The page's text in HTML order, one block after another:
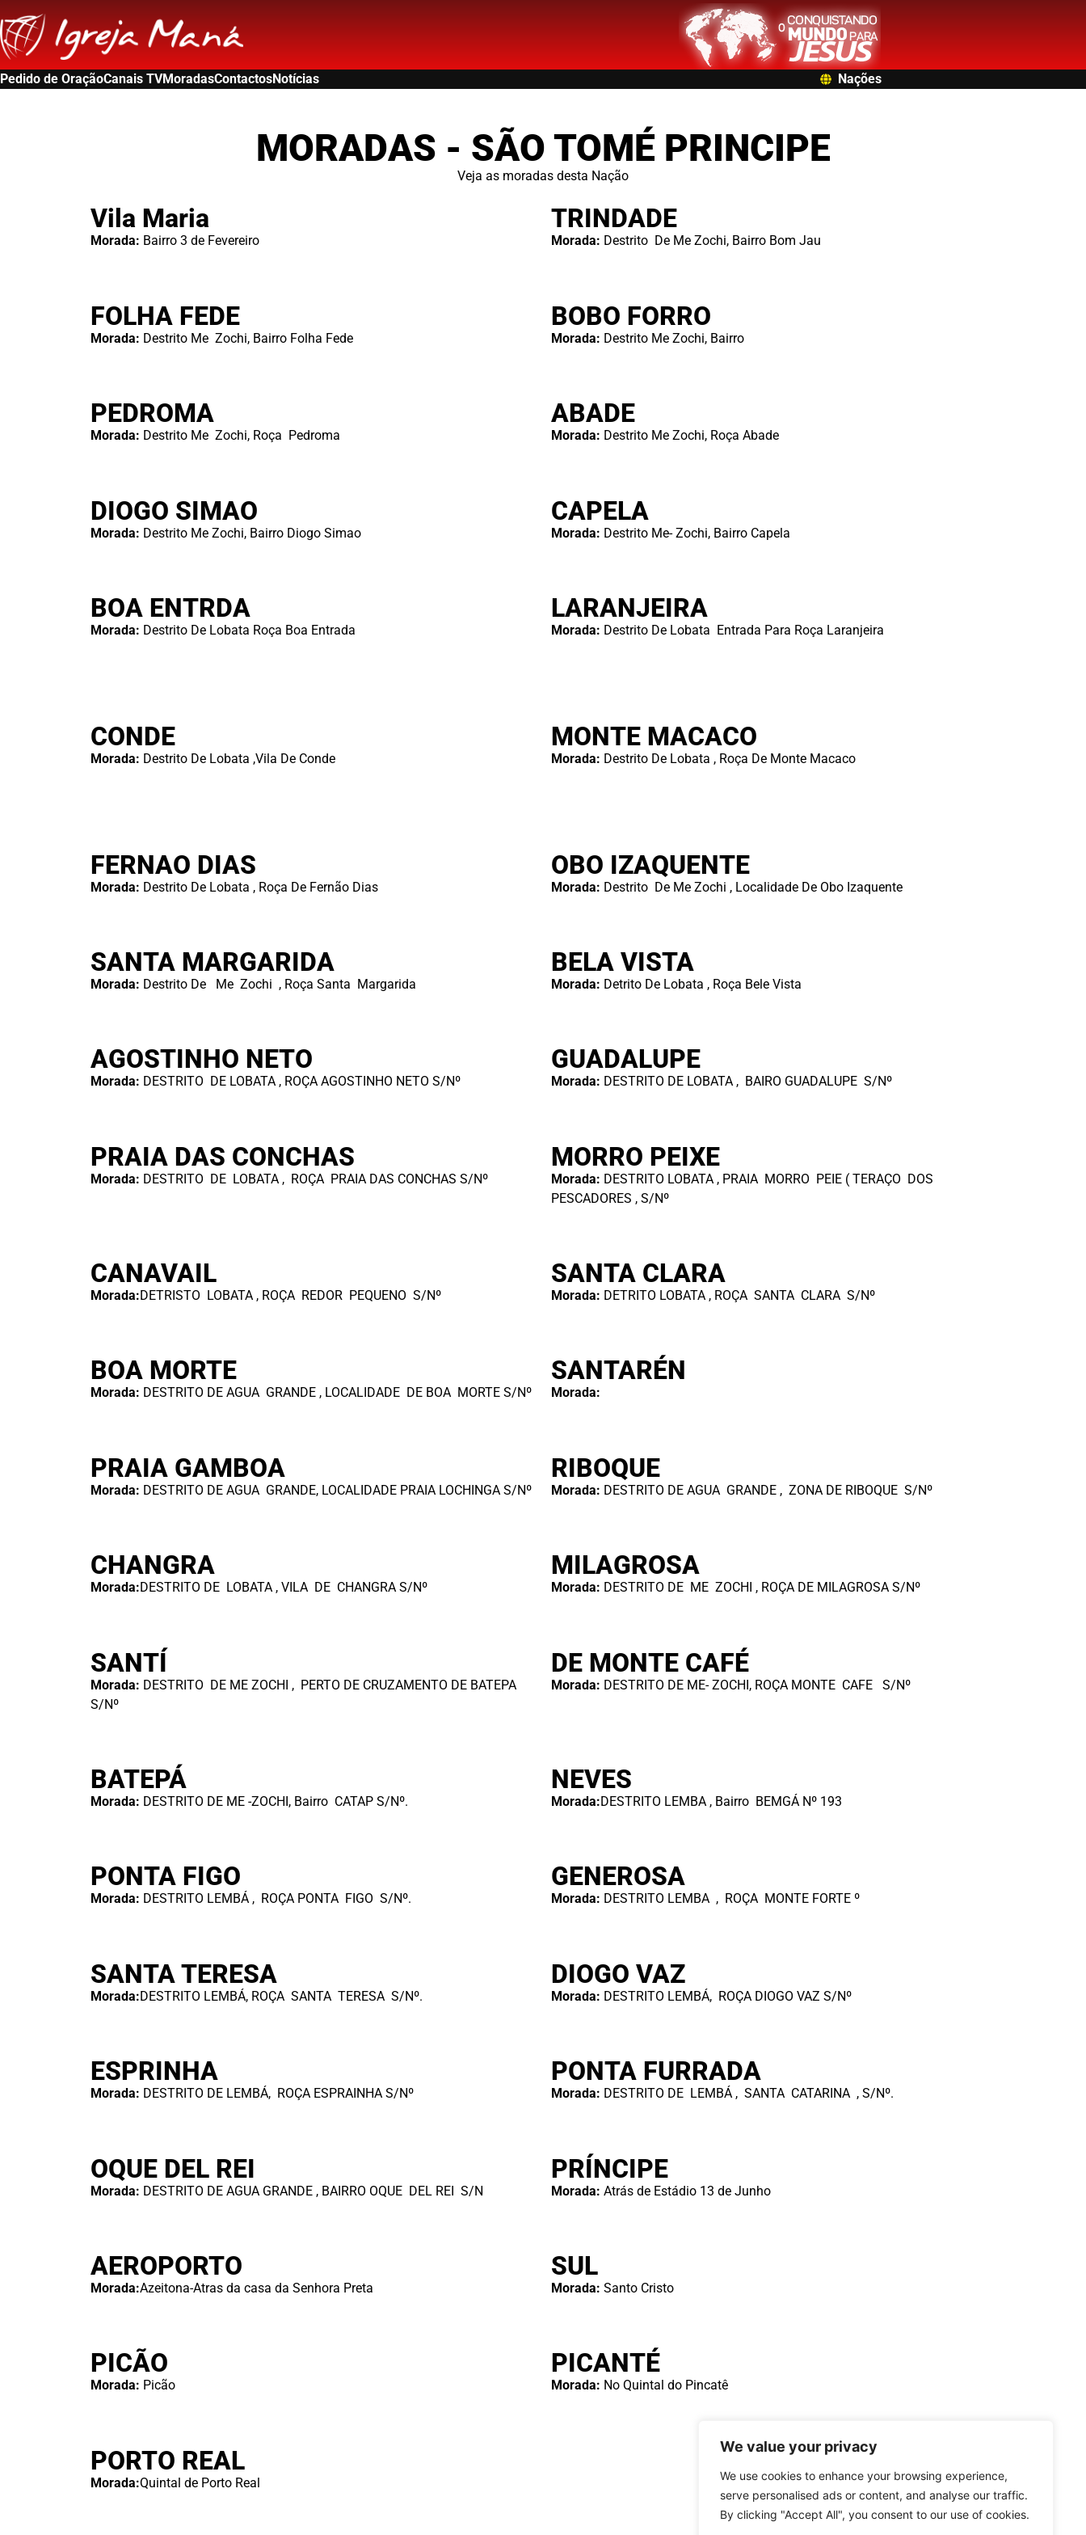
We value your privacy
We use cookies to enhance your browsing experience,
serve personalised ads or content, and analyse our traffic.
By clicking "Accept All", you consent to our use of cookies.
Pedido de OraçãoCanais TVMoradasContactosNotícias Nações
MORADAS - SÃO TOMÉ PRINCIPE
Veja as moradas desta Nação
Vila Maria
Morada: Bairro 3 de Fevereiro
TRINDADE
Morada: Destrito De Me Zochi, Bairro Bom Jau
FOLHA FEDE
Morada: Destrito Me Zochi, Bairro Folha Fede
BOBO FORRO
Morada: Destrito Me Zochi, Bairro
PEDROMA
Morada: Destrito Me Zochi, Roça Pedroma
ABADE
Morada: Destrito Me Zochi, Roça Abade
DIOGO SIMAO
Morada: Destrito Me Zochi, Bairro Diogo Simao
CAPELA
Morada: Destrito Me- Zochi, Bairro Capela
BOA ENTRDA
Morada: Destrito De Lobata Roça Boa Entrada
LARANJEIRA
Morada: Destrito De Lobata Entrada Para Roça Laranjeira
CONDE
Morada: Destrito De Lobata ,Vila De Conde
MONTE MACACO
Morada: Destrito De Lobata , Roça De Monte Macaco
FERNAO DIAS
Morada: Destrito De Lobata , Roça De Fernão Dias
OBO IZAQUENTE
Morada: Destrito De Me Zochi , Localidade De Obo Izaquente
SANTA MARGARIDA
Morada: Destrito De Me Zochi , Roça Santa Margarida
BELA VISTA
Morada: Detrito De Lobata , Roça Bele Vista
AGOSTINHO NETO
Morada: DESTRITO DE LOBATA , ROÇA AGOSTINHO NETO S/Nº
GUADALUPE
Morada: DESTRITO DE LOBATA , BAIRO GUADALUPE S/Nº
PRAIA DAS CONCHAS
Morada: DESTRITO DE LOBATA , ROÇA PRAIA DAS CONCHAS S/Nº
MORRO PEIXE
Morada: DESTRITO LOBATA , PRAIA MORRO PEIE ( TERAÇO DOS
PESCADORES , S/Nº
CANAVAIL
Morada:DETRISTO LOBATA , ROÇA REDOR PEQUENO S/Nº
SANTA CLARA
Morada: DETRITO LOBATA , ROÇA SANTA CLARA S/Nº
BOA MORTE
Morada: DESTRITO DE AGUA GRANDE , LOCALIDADE DE BOA MORTE S/Nº
SANTARÉN
Morada:
PRAIA GAMBOA
Morada: DESTRITO DE AGUA GRANDE, LOCALIDADE PRAIA LOCHINGA S/Nº
RIBOQUE
Morada: DESTRITO DE AGUA GRANDE , ZONA DE RIBOQUE S/Nº
CHANGRA
Morada:DESTRITO DE LOBATA , VILA DE CHANGRA S/Nº
MILAGROSA
Morada: DESTRITO DE ME ZOCHI , ROÇA DE MILAGROSA S/Nº
SANTÍ
Morada: DESTRITO DE ME ZOCHI , PERTO DE CRUZAMENTO DE BATEPA
S/Nº
DE MONTE CAFÉ
Morada: DESTRITO DE ME- ZOCHI, ROÇA MONTE CAFE S/Nº
BATEPÁ
Morada: DESTRITO DE ME -ZOCHI, Bairro CATAP S/Nº.
NEVES
Morada:DESTRITO LEMBA , Bairro BEMGÁ Nº 193
PONTA FIGO
Morada: DESTRITO LEMBÁ , ROÇA PONTA FIGO S/Nº.
GENEROSA
Morada: DESTRITO LEMBA , ROÇA MONTE FORTE º
SANTA TERESA
Morada:DESTRITO LEMBÁ, ROÇA SANTA TERESA S/Nº.
DIOGO VAZ
Morada: DESTRITO LEMBÁ, ROÇA DIOGO VAZ S/Nº
ESPRINHA
Morada: DESTRITO DE LEMBÁ, ROÇA ESPRAINHA S/Nº
PONTA FURRADA
Morada: DESTRITO DE LEMBÁ , SANTA CATARINA , S/Nº.
OQUE DEL REI
Morada: DESTRITO DE AGUA GRANDE , BAIRRO OQUE DEL REI S/N
PRÍNCIPE
Morada: Atrás de Estádio 13 de Junho
AEROPORTO
Morada:Azeitona-Atras da casa da Senhora Preta
SUL
Morada: Santo Cristo
PICÃO
Morada: Picão
PICANTÉ
Morada: No Quintal do Pincatê
PORTO REAL
Morada:Quintal de Porto Real